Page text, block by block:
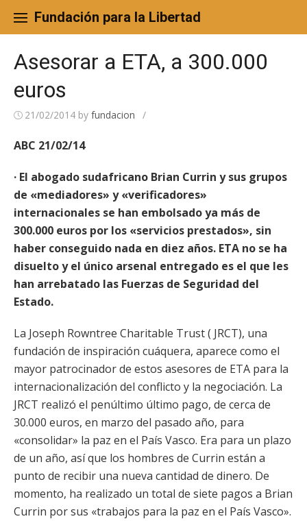
content
Fundación para la Libertad
Asesorar a ETA, a 300.000
euros
21/02/2014 by fundacion /
ABC 21/02/14
· El abogado sudafricano Brian Currin y sus grupos
de «mediadores» y «verificadores»
internacionales se han embolsado ya más de
300.000 euros por los «servicios prestados», sin
haber conseguido nada en diez años. ETA no se ha
disuelto y el único arsenal entregado es el que les
han arrebatado las Fuerzas de Seguridad del
Estado.
La Joseph Rowntree Charitable Trust ( JRCT), una
fundación de inspiración cuáquera, aparece como el
mayor patrocinador de estos asesores de ETA para la
internacionalización del conflicto y la negociación. La
JRCT realizó el penúltimo último pago, de cerca de
30.000 euros, en marzo del pasado año, para
«consolidar» la paz en el País Vasco. Era para un plazo
de un año, así que los hombres de Currin están a
punto de recibir una nueva cantidad de dinero. De
momento, ha realizado un total de siete pagos a Brian
Currin por sus «trabajos para la paz en el País Vasco».